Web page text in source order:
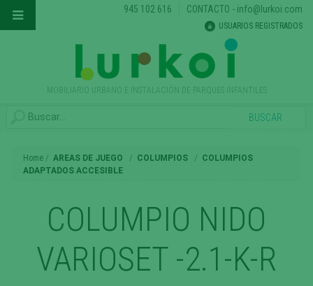
MOBILIARIO URBANO E INSTALACIÓN DE PARQUES INFANTILES
945 102 616 CONTACTO - info@lurkoi.com
USUARIOS REGISTRADOS
Home AREAS DE JUEGO COLUMPIOS
COLUMPIOS
ADAPTADOS ACCESIBLE
COLUMPIO NIDO
VARIOSET -2.1-K-R